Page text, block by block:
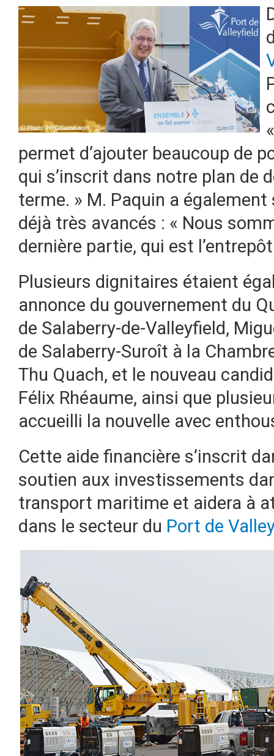
permet d’ajouter beaucoup de
qui s’inscrit dans notre plan de
terme. » M. Paquin a
déjà très avancés : « Nous
dernière partie, qui est
Plusieurs dignitaires étaient
annonce du gouvernement du
de Salaberry-de-Valleyfield,
de Salaberry-Suroît à la
Thu Quach, et le nouveau
Félix Rhéaume, ainsi que
accueilli la nouvelle avec
Cette aide financière s’inscrit
soutien aux investissements
transport maritime et aidera à
dans le secteur du Port de